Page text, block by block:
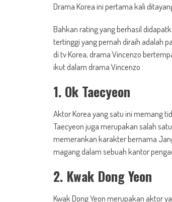
Drama Korea ini pertama kali
Bahkan rating yang berhasil
tertinggi yang pernah diraih adalah
di tv Korea, drama Vincenzo
ikut dalam drama Vincenzo :
1. Ok Taecyeon
Aktor Korea yang satu ini memang
Taecyeon juga merupakan salah
memerankan karakter bernama
magang dalam sebuah kantor
2. Kwak Dong Yeon
Kwak Dong Yeon merupakan aktor